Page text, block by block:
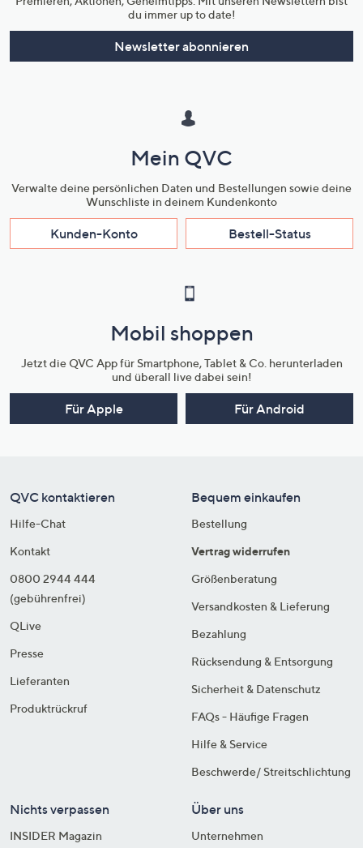
du immer up to date!
Newsletter abonnieren
Mein QVC
Verwalte deine persönlichen Daten und Bestellungen sowie deine
Wunschliste in deinem Kundenkonto
Kunden-Konto Bestell-Status
Mobil shoppen
Jetzt die QVC App für Smartphone, Tablet & Co. herunterladen
und überall live dabei sein!
Für Apple Für Android
QVC kontaktieren
Hilfe-Chat
Kontakt
0800 2944 444
(gebührenfrei)
QLive
Presse
Lieferanten
Produktrückruf
Bequem einkaufen
Bestellung
Vertrag widerrufen
Größenberatung
Versandkosten & Lieferung
Bezahlung
Rücksendung & Entsorgung
Sicherheit & Datenschutz
FAQs - Häufige Fragen
Hilfe & Service
Beschwerde/ Streitschlichtung
Nichts verpassen
INSIDER Magazin
Über uns
Unternehmen